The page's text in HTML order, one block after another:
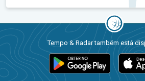
Tempo & Radar também está